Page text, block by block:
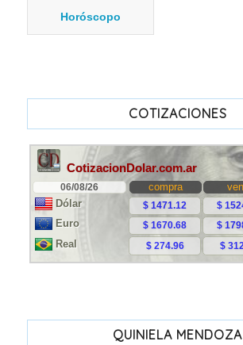
Horóscopo
COTIZACIONES
QUINIELA MENDOZA